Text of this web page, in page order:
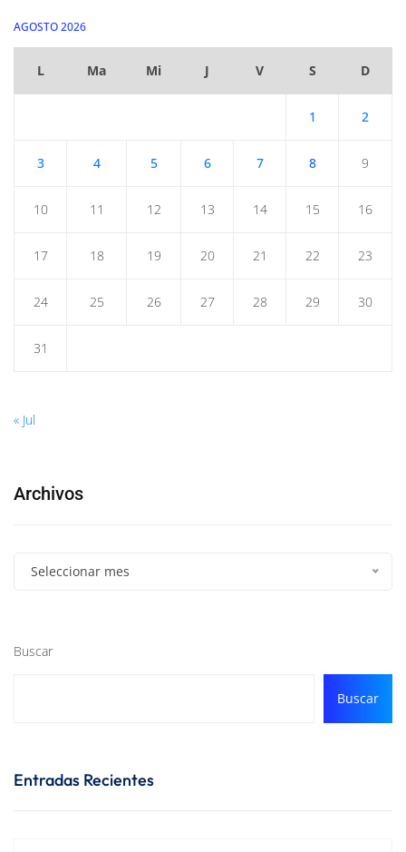
AGOSTO 2026
L Ma Mi J V S D
1 2
3 4 5 6 7 8 9
10 11 12 13 14 15 16
17 18 19 20 21 22 23
24 25 26 27 28 29 30
31
« Jul
Archivos
Seleccionar mes
Buscar
Buscar
Entradas Recientes